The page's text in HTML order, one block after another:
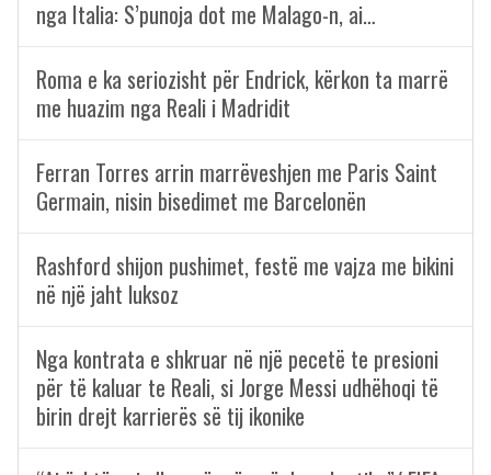
nga Italia: S’punoja dot me Malago-n, ai…
Roma e ka seriozisht për Endrick, kërkon ta marrë
me huazim nga Reali i Madridit
Ferran Torres arrin marrëveshjen me Paris Saint
Germain, nisin bisedimet me Barcelonën
Rashford shijon pushimet, festë me vajza me bikini
në një jaht luksoz
Nga kontrata e shkruar në një pecetë te presioni
për të kaluar te Reali, si Jorge Messi udhëhoqi të
birin drejt karrierës së tij ikonike